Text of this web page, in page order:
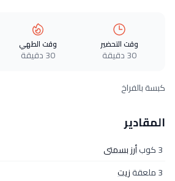
وقت التحضير
30 دقيقة
وقت الطهي
30 دقيقة
كبسة بالفراخ
المقادير
3 كوب
أرز بسمتى
3 ملعقة
زيت